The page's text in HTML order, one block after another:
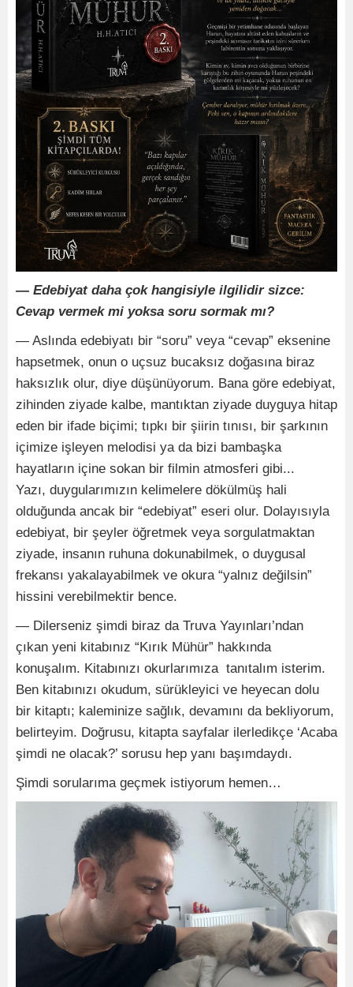
— Edebiyat daha çok hangisiyle ilgilidir sizce:
Cevap vermek mi yoksa soru sormak mı?
— Aslında edebiyatı bir “soru” veya “cevap” eksenine
hapsetmek, onun o uçsuz bucaksız doğasına biraz
haksızlık olur, diye düşünüyorum. Bana göre edebiyat,
zihinden ziyade kalbe, mantıktan ziyade duyguya hitap
eden bir ifade biçimi; tıpkı bir şiirin tınısı, bir şarkının
içimize işleyen melodisi ya da bizi bambaşka
hayatların içine sokan bir filmin atmosferi gibi...
Yazı, duygularımızın kelimelere dökülmüş hali
olduğunda ancak bir “edebiyat” eseri olur. Dolayısıyla
edebiyat, bir şeyler öğretmek veya sorgulatmaktan
ziyade, insanın ruhuna dokunabilmek, o duygusal
frekansı yakalayabilmek ve okura “yalnız değilsin”
hissini verebilmektir bence.
— Dilerseniz şimdi biraz da Truva Yayınları’ndan
çıkan yeni kitabınız “Kırık Mühür” hakkında
konuşalım. Kitabınızı okurlarımıza tanıtalım isterim.
Ben kitabınızı okudum, sürükleyici ve heyecan dolu
bir kitaptı; kaleminize sağlık, devamını da bekliyorum,
belirteyim. Doğrusu, kitapta sayfalar ilerledikçe ‘Acaba
şimdi ne olacak?’ sorusu hep yanı başımdaydı.
Şimdi sorularıma geçmek istiyorum hemen…